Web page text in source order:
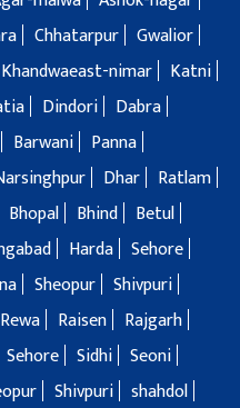
Chhatarpur Gwalior
Khandwaeast-nimar
Katni
Dindori
Dabra
Barwani
Panna
Dhar
Ratlam
Bhopal Bhind
Betul
Harda Sehore
Sheopur Shivpuri
Rewa Raisen
Rajgarh
Sehore Sidhi Seoni
Shivpuri shahdol